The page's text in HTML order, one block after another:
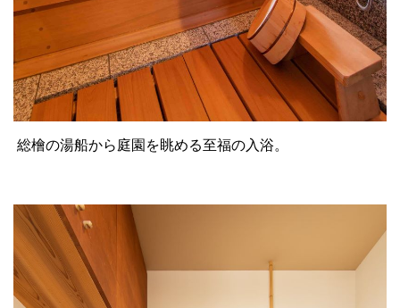
総檜の湯船から庭園を眺める至福の入浴。